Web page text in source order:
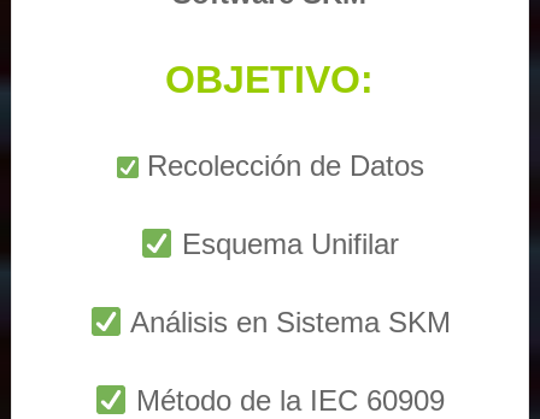
OBJETIVO:
Recolección de Datos
Esquema Unifilar
Análisis en Sistema SKM
Método de la IEC 60909